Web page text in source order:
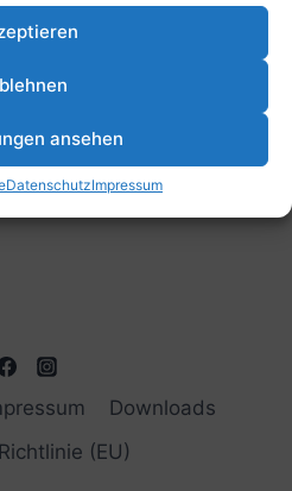
ansehen
DatenschutzImpressum
Downloads
(EU)